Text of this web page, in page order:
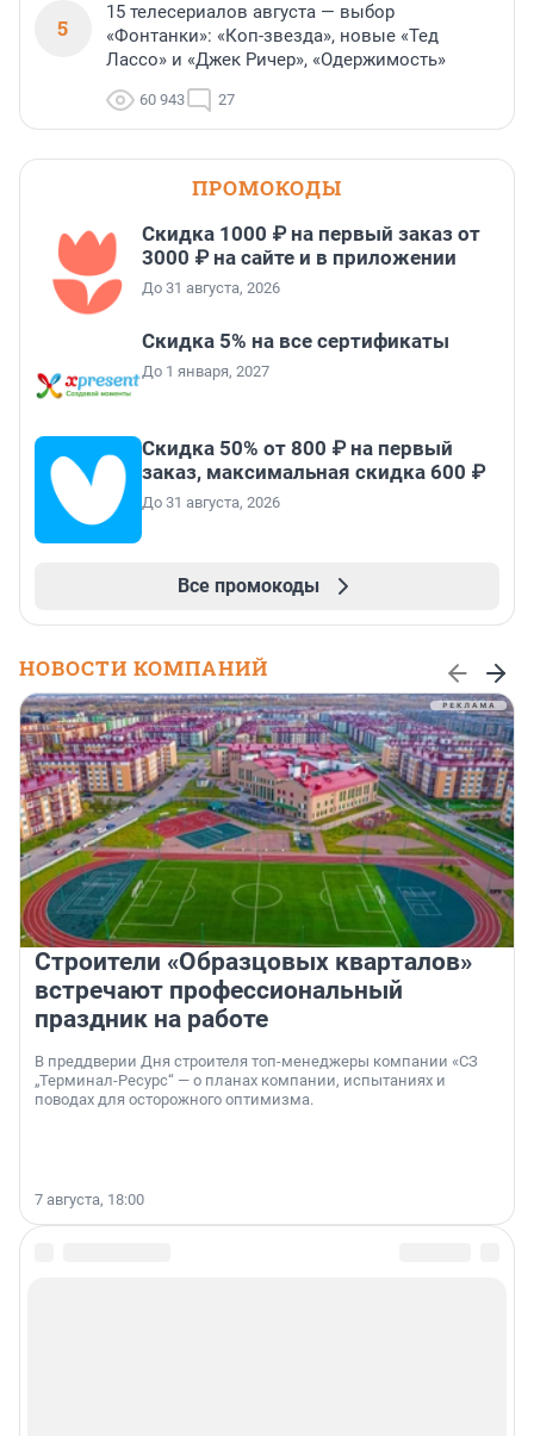
5
15 телесериалов августа — выбор
«Фонтанки»: «Коп-звезда», новые «Тед
Лассо» и «Джек Ричер», «Одержимость»
60 943 27
ПРОМОКОДЫ
Скидка 1000 ₽ на первый заказ от
3000 ₽ на сайте и в приложении
До 31 августа, 2026
Скидка 5% на все сертификаты
До 1 января, 2027
Скидка 50% от 800 ₽ на первый
заказ, максимальная скидка 600 ₽
До 31 августа, 2026
Все промокоды
НОВОСТИ КОМПАНИЙ
Строители «Образцовых кварталов»
встречают профессиональный
праздник на работе
В преддверии Дня строителя топ-менеджеры компании «СЗ
„Терминал-Ресурс“ — о планах компании, испытаниях и
поводах для осторожного оптимизма.
7 августа, 18:00